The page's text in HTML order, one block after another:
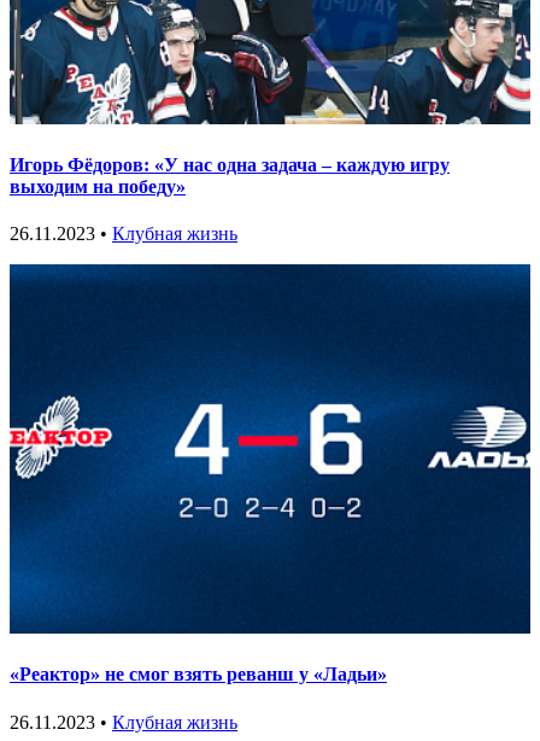
Игорь Фёдоров: «У нас одна задача – каждую игру
выходим на победу»
26.11.2023 • Клубная жизнь
«Реактор» не смог взять реванш у «Ладьи»
26.11.2023 • Клубная жизнь